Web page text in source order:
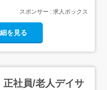
スポンサー : 求人ボックス
を見る
正社員/老人デイサ